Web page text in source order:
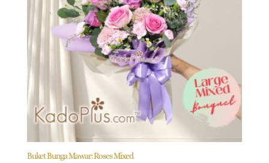
Buket Bunga Mawar: Roses Mixed